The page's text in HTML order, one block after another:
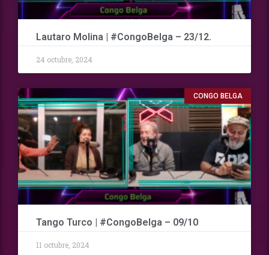
Lautaro Molina | #CongoBelga – 23/12.
24 octubre, 2024
CONGO BELGA
Tango Turco | #CongoBelga – 09/10
11 octubre, 2024